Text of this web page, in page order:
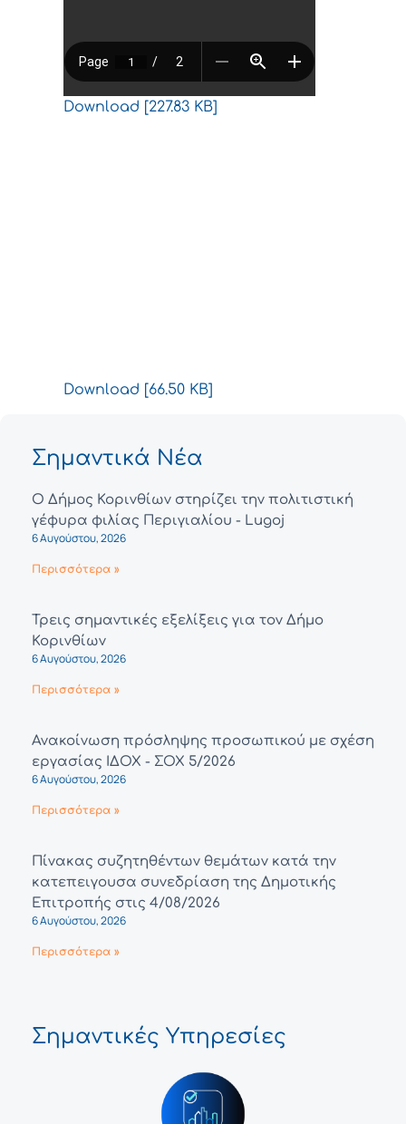
Download [227.83 KB]
Download [66.50 KB]
Σημαντικά Νέα
Ο Δήμος Κορινθίων στηρίζει την πολιτιστική
γέφυρα φιλίας Περιγιαλίου - Lugoj
6 Αυγούστου, 2026
Περισσότερα »
Τρεις σημαντικές εξελίξεις για τον Δήμο
Κορινθίων
6 Αυγούστου, 2026
Περισσότερα »
Ανακοίνωση πρόσληψης προσωπικού με σχέση
εργασίας ΙΔΟΧ - ΣΟΧ 5/2026
6 Αυγούστου, 2026
Περισσότερα »
Πίνακας συζητηθέντων θεμάτων κατά την
κατεπειγουσα συνεδρίαση της Δημοτικής
Επιτροπής στις 4/08/2026
6 Αυγούστου, 2026
Περισσότερα »
Σημαντικές Υπηρεσίες